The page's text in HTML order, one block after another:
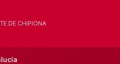
DE CHIPIONA